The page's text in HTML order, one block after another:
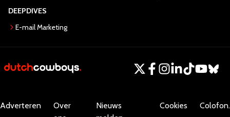
DEEPDIVES
E-mail Marketing
Adverteren
Over
Nieuws
Cookies Colofon.